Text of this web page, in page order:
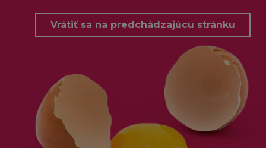
Vrátiť sa na predchádzajúcu stránku